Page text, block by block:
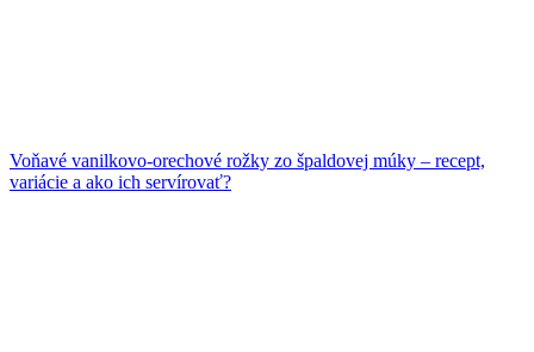
Voňavé vanilkovo-orechové rožky zo špaldovej múky – recept,
variácie a ako ich servírovať?